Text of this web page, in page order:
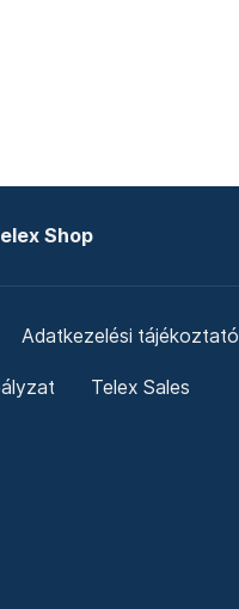
Shop
Adatkezelési tájékoztató
Telex Sales